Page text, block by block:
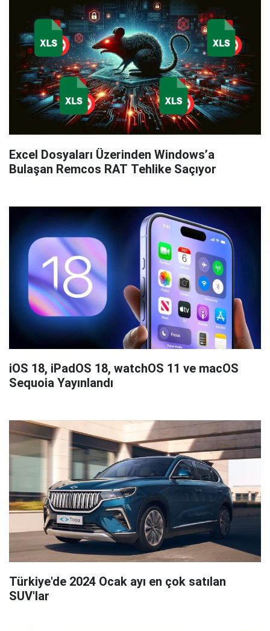
Excel Dosyaları Üzerinden Windows’a
Bulaşan Remcos RAT Tehlike Saçıyor
iOS 18, iPadOS 18, watchOS 11 ve macOS
Sequoia Yayınlandı
Türkiye'de 2024 Ocak ayı en çok satılan
SUV'lar